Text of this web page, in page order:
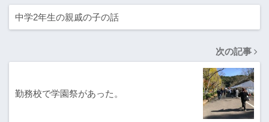
中学2年生の親戚の子の話
次の記事
勤務校で学園祭があった。